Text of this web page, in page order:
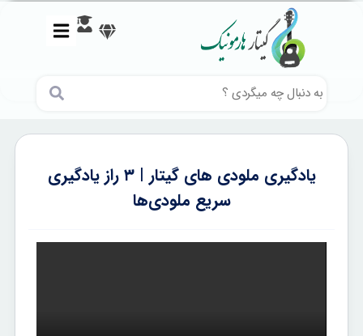
یادگیری ملودی های گیتار | ۳ راز یادگیری
سریع ملودی‌ها